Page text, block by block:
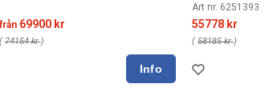
från 69900 kr
( 74154 kr)
Art nr. 6251393
55778 kr
( 58185 kr)